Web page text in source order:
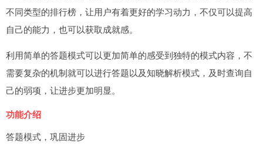
不同类型的排行榜，让用户有着更好的学习动力，不仅可以提高
自己的能力，也可以获取成就感。
利用简单的答题模式可以更加简单的感受到独特的模式内容，不
需要复杂的机制就可以进行答题以及知晓解析模式，及时查询自
己的弱项，让进步更加明显。
功能介绍
答题模式，巩固进步